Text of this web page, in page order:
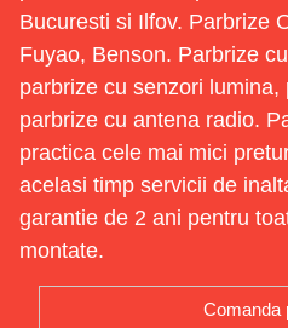
Bucuresti si Ilfov. Parbrize
Fuyao, Benson. Parbrize
parbrize cu senzori
parbrize cu antena radio.
practica cele mai mici
acelasi timp servicii de
garantie de 2 ani pentru
montate.
Comanda